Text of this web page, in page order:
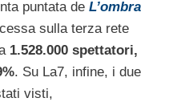
puntata de L’ombra
sulla terza rete
1.528.000 spettatori,
. Su La7, infine, i due
visti,